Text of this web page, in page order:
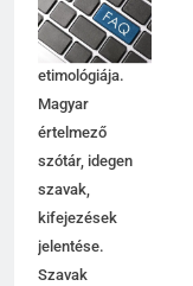
magyarázata,
használata,
etimológiája.
Magyar
értelmező
szótár, idegen
szavak,
kifejezések
jelentése.
Szavak